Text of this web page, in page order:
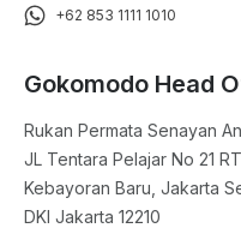
+62 853 1111 1010
Gokomodo Head
Rukan Permata Senayan
JL Tentara Pelajar No 21
Kebayoran Baru, Jakarta
DKI Jakarta 12210